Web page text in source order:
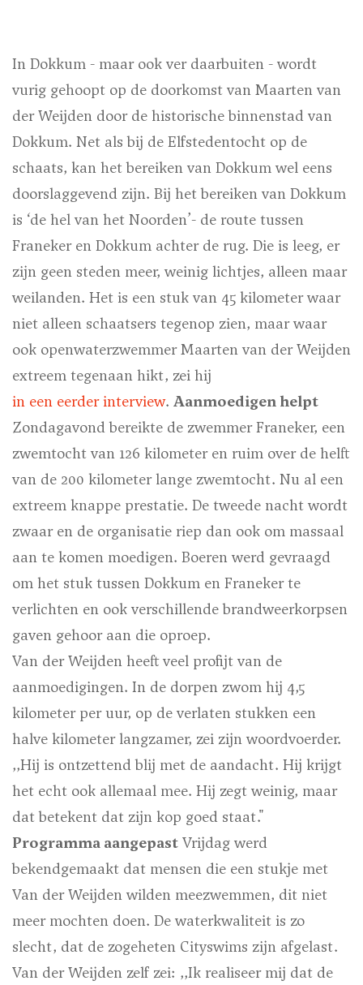
In Dokkum - maar ook ver daarbuiten - wordt
vurig gehoopt op de doorkomst van Maarten van
der Weijden door de historische binnenstad van
Dokkum. Net als bij de Elfstedentocht op de
schaats, kan het bereiken van Dokkum wel eens
doorslaggevend zijn. Bij het bereiken van Dokkum
is ‘de hel van het Noorden’- de route tussen
Franeker en Dokkum achter de rug. Die is leeg, er
zijn geen steden meer, weinig lichtjes, alleen maar
weilanden. Het is een stuk van 45 kilometer waar
niet alleen schaatsers tegenop zien, maar waar
ook openwaterzwemmer Maarten van der Weijden
extreem tegenaan hikt, zei hij
in een eerder interview. Aanmoedigen helpt
Zondagavond bereikte de zwemmer Franeker, een
zwemtocht van 126 kilometer en ruim over de helft
van de 200 kilometer lange zwemtocht. Nu al een
extreem knappe prestatie. De tweede nacht wordt
zwaar en de organisatie riep dan ook om massaal
aan te komen moedigen. Boeren werd gevraagd
om het stuk tussen Dokkum en Franeker te
verlichten en ook verschillende brandweerkorpsen
gaven gehoor aan die oproep.
Van der Weijden heeft veel profijt van de
aanmoedigingen. In de dorpen zwom hij 4,5
kilometer per uur, op de verlaten stukken een
halve kilometer langzamer, zei zijn woordvoerder.
,,Hij is ontzettend blij met de aandacht. Hij krijgt
het echt ook allemaal mee. Hij zegt weinig, maar
dat betekent dat zijn kop goed staat."
Programma aangepast Vrijdag werd
bekendgemaakt dat mensen die een stukje met
Van der Weijden wilden meezwemmen, dit niet
meer mochten doen. De waterkwaliteit is zo
slecht, dat de zogeheten Cityswims zijn afgelast.
Van der Weijden zelf zei: ,,Ik realiseer mij dat de